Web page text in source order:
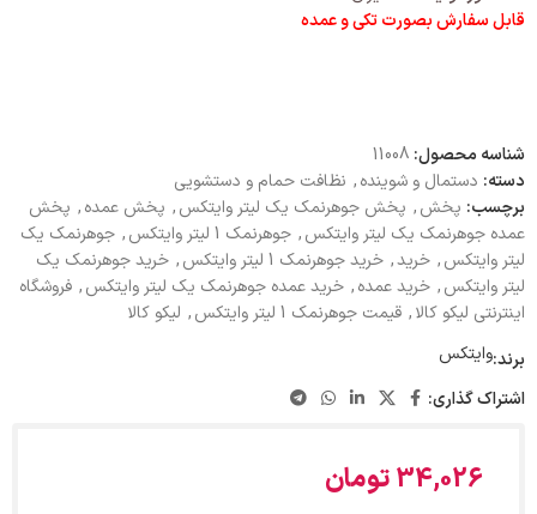
قابل سفارش بصورت تکی و عمده
شناسه محصول: 11008
دسته: دستمال و شوینده, نظافت حمام و دستشویی
برچسب: پخش, پخش جوهرنمک یک لیتر وایتکس, پخش عمده, پخش
عمده جوهرنمک یک لیتر وایتکس, جوهرنمک 1 لیتر وایتکس , جوهرنمک یک
لیتر وایتکس, خرید, خرید جوهرنمک 1 لیتر وایتکس , خرید جوهرنمک یک
لیتر وایتکس, خرید عمده, خرید عمده جوهرنمک یک لیتر وایتکس, فروشگاه
اینترنتی لیکو کالا, قیمت جوهرنمک 1 لیتر وایتکس , لیکو کالا
برند:وایتکس
اشتراک گذاری:
34,026تومان